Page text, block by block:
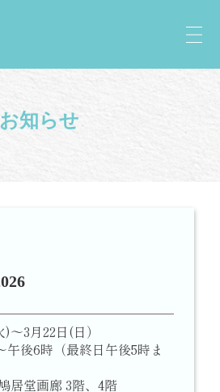
お知らせ
3月22日(日）
6時（最終日午後5時ま
堂画廊 3階、4階